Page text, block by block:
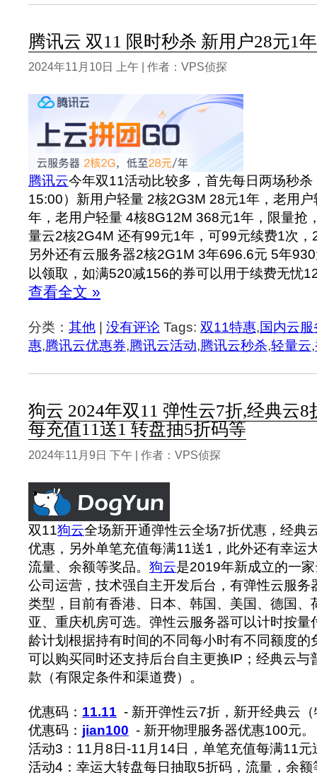
腾讯云 双11 限时秒杀 新用户28元1
2024年11月10日 上午 | 作者：VPS侦探
腾讯云今年双11活动比较多，首先每日两场秒
15:00）新用户轻量 2核2G3M 28元1年，老用
年，老用户轻量 4核8G12M 368元1年，限量抢
量云2核2G4M 还有99元1年，可99元续费1次
另外还有云服务器2核2G1M 3年696.6元 5年
以领取，如满520减156的券可以用于续费无忧
查看全文 »
分类： 其他 | 没有评论 Tags: 双11特惠,国内云服
惠,腾讯云优惠券,腾讯云活动,腾讯云秒杀,轻量云,
狗云 2024年双11 弹性云7折,经典云8
每充值11送1 转盘抽5折码等
2024年11月9日 下午 | 作者：VPS侦探
双11狗云全场新开通弹性云全场7折优惠，经典
优惠，另外单笔充值每满11送1，此外还有幸运
流量、余额等奖品。 狗云是2019年新成立的一
公司运营，技术强自主开发后台，有弹性云服务
类型，目前有香港、日本、韩国、美国、德国、
亚、重庆机房可选。弹性云服务器可以计时按量
龄计划根据持有时间的不同每小时有不同额度的
可以购买同时还支持后台自主更换IP；经典云与
款（有限定条件和渠道费）。
优惠码： 11.11 - 新开弹性云7折，新开经典云
优惠码： jian100 - 新开物理服务器优惠100元。
活动3：11月8日-11月14日，单笔充值每满11元
活动4：幸运大转盘每日抽取5折码，流量，余额